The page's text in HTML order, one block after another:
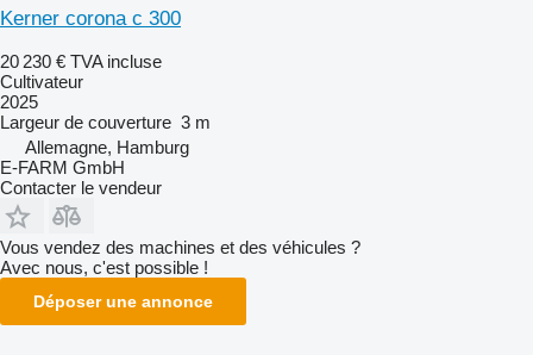
Kerner corona c 300
20 230 € TVA incluse
Cultivateur
2025
Largeur de couverture 3 m
Allemagne, Hamburg
E-FARM GmbH
Contacter le vendeur
Vous vendez des machines et des véhicules ?
Avec nous, c'est possible !
Déposer une annonce